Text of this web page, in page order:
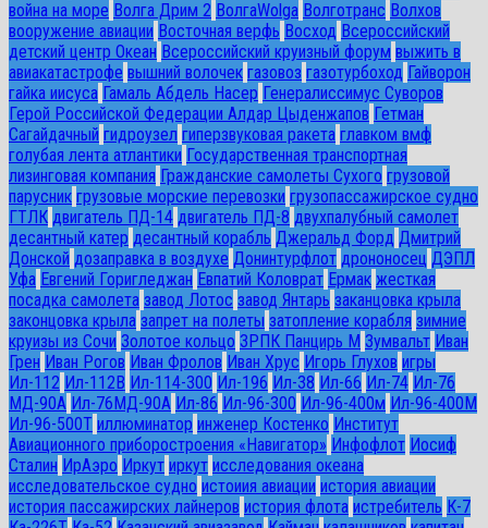
война на море Волга Дрим 2 ВолгаWolga Волготранс Волхов
вооружение авиации Восточная верфь Восход Всероссийский
детский центр Океан Всероссийский круизный форум выжить в
авиакатастрофе вышний волочек газовоз газотурбоход Гайворон
гайка иисуса Гамаль Абдель Насер Генералиссимус Суворов
Герой Российской Федерации Алдар Цыденжапов Гетман
Сагайдачный гидроузел гиперзвуковая ракета главком вмф
голубая лента атлантики Государственная транспортная
лизинговая компания Гражданские самолеты Сухого грузовой
парусник грузовые морские перевозки грузопассажирское судно
ГТЛК двигатель ПД-14 двигатель ПД-8 двухпалубный самолет
десантный катер десантный корабль Джеральд Форд Дмитрий
Донской дозаправка в воздухе Донинтурфлот дрононосец ДЭПЛ
Уфа Евгений Горигледжан Евпатий Коловрат Ермак жесткая
посадка самолета завод Лотос завод Янтарь заканцовка крыла
законцовка крыла запрет на полеты затопление корабля зимние
круизы из Сочи Золотое кольцо ЗРПК Панцирь М Зумвальт Иван
Грен Иван Рогов Иван Фролов Иван Хрус Игорь Глухов игры
Ил-112 Ил-112В Ил-114-300 Ил-196 Ил-38 Ил-66 Ил-74 Ил-76
МД-90А Ил-76МД-90А Ил-86 Ил-96-300 Ил-96-400м Ил-96-400М
Ил-96-500Т иллюминатор инженер Костенко Институт
Авиационного приборостроения «Навигатор» Инфофлот Иосиф
Сталин ИрАэро Иркут иркут исследования океана
исследовательское судно истоиия авиации история авиации
история пассажирских лайнеров история флота истребитель К-7